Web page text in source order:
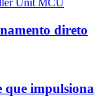
direto
que impulsiona